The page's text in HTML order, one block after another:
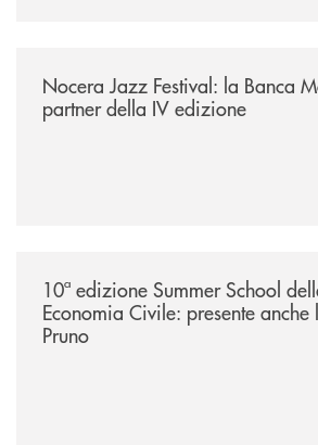
Nocera Jazz Festival: la Banca
partner della IV edizione
10ª edizione Summer School
Economia Civile: presente
Pruno